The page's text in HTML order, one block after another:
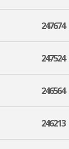
247674
247524
246564
246213